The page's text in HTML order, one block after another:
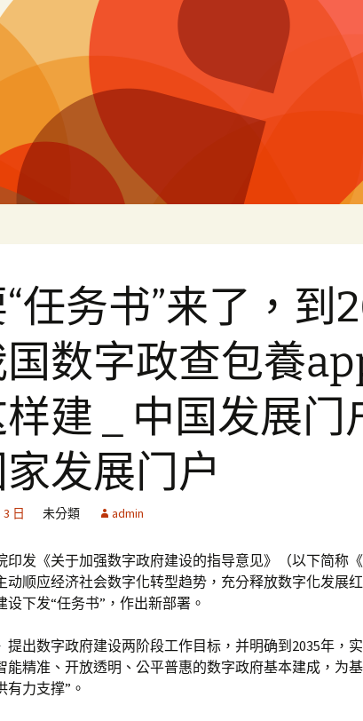
任务书”来了，到
数字政查包養
建 _ 中国发展门
发展门户
3 日 未分類 admin
印发《关于加强数字政府建设的指导意见》（以下简称
动顺应经济社会数字化转型趋势，充分释放数字化发展
设下发“任务书”，作出新部署。
提出数字政府建设两阶段工作目标，并明确到2035年，
能精准、开放透明、公平普惠的数字政府基本建成，为
有力支撑”。